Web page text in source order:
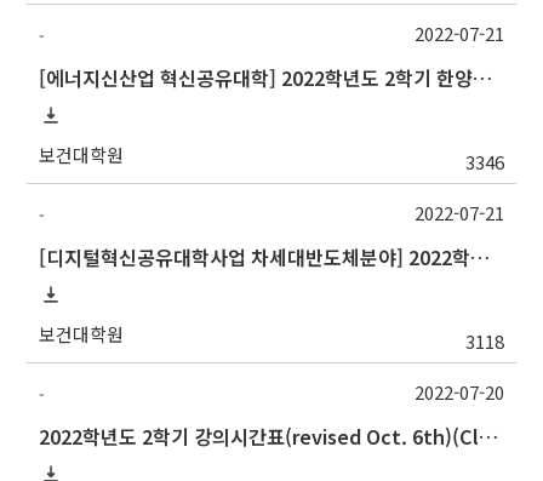
-
[에너지신산업 혁신공유대학] 2022학년도 2학기 한양대학교 교류 수학 안내
보건대학원 3346
2022-07-21
-
[디지털혁신공유대학사업 차세대반도체분야] 2022학년도 2학기 대구대학교 교류 수학 안내
보건대학원 3118
2022-07-21
-
2022학년도 2학기 강의시간표(revised Oct. 6th)(Class schedule, 2022 Fall semester)
2022-07-20